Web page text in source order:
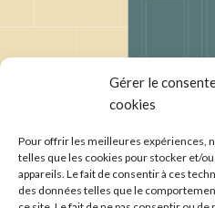
Gérer le
cookies
Pour offrir les meilleures expériences,
telles que les cookies pour stocker et/
appareils. Le fait de consentir à ces
des données telles que le